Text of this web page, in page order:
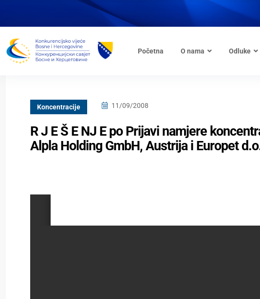
Početna O nama Odluke
Koncentracije 11/09/2008
R J E Š E NJ E po Prijavi namjere
Alpla Holding GmbH, Austrija i Europet